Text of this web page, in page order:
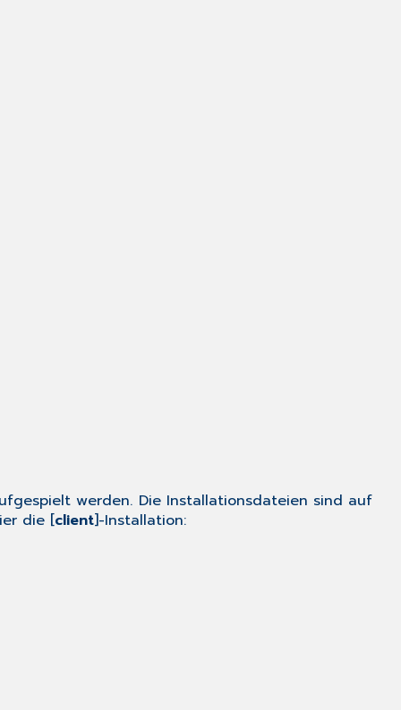
werden. Die Installationsdateien sind auf
die [client]-Installation: